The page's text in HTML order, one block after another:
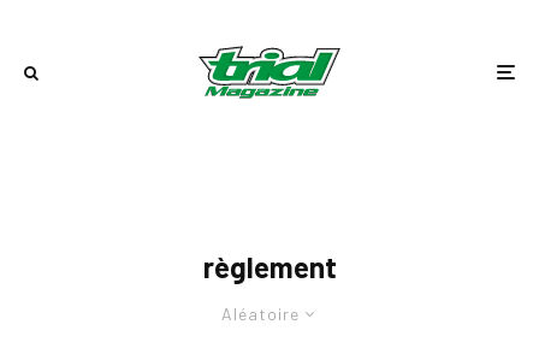
règlement
Aléatoire